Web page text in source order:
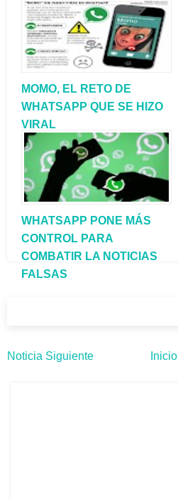
CASI MUERE
MOMO, EL RETO DE
WHATSAPP QUE SE HIZO
VIRAL
WHATSAPP PONE MÁS
CONTROL PARA
COMBATIR LA NOTICIAS
FALSAS
Noticia Siguiente Inicio